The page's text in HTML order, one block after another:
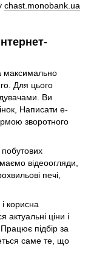
chast.monobank.ua
максимально
Для цього
Ви
Написати e-
зворотного
відеоогляди,
печі,
корисна
ціни і
підбір за
саме те, що